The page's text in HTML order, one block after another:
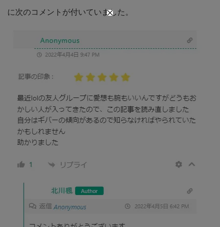
に次のコメントが付いていました。